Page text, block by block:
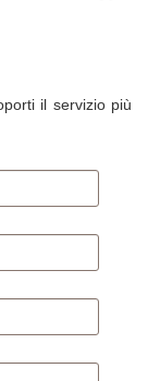
il servizio più